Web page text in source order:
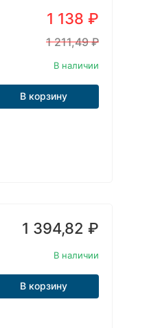
1 138 ₽
1 211,49₽
В наличии
В корзину
1 394,82 ₽
В наличии
В корзину